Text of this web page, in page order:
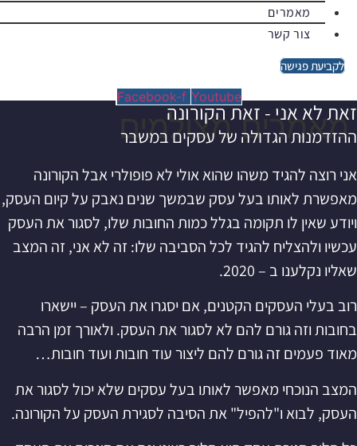
מאמרים
צור קשר
לקביעת פגישה
Facebook-f Youtube
מאמרים מצולמים
זאת לא אני - זאת הקורונה
ההזדמנות הגדולה של עסקים במשבר
אני רוצה להגיד משהו שהוא אולי לא פופולרי אבל הקורונה
מאפשרת לאותו בעל עסק שבמשך שנים נאבק על קיום העסק,
ויודע שאין לו תקומה בגלל כמות החובות שלו, לסגור את העסק
עכשיו ולהצליח להגיד לכל הסביבה שלו: זה לא אני, זה המצב
שאליו נקלענו ב – 2020.
רוב בעלי העסקים הקטנים, אם יסגרו את העסק – יישארו
בחובות וזה גורם להם לא לסגור את העסק. ולאורך זמן הרבה
מאוד פעמים זה גורם להם ליצור עוד חובות ועוד חובות…
המצב הנוכחי מאפשר לאותו בעל עסקים שלא יכול לסגור את
העסק, לבוא ו"להפיל" את הסיבה לסגירת העסק על הקורונה.